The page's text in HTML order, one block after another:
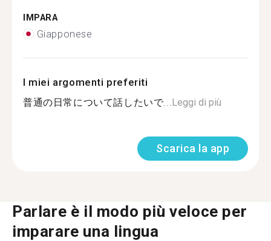
IMPARA
Giapponese
I miei argomenti preferiti
普通の日常について話したいで... Leggi di più
Scarica la app
Parlare è il modo più veloce per
imparare una lingua